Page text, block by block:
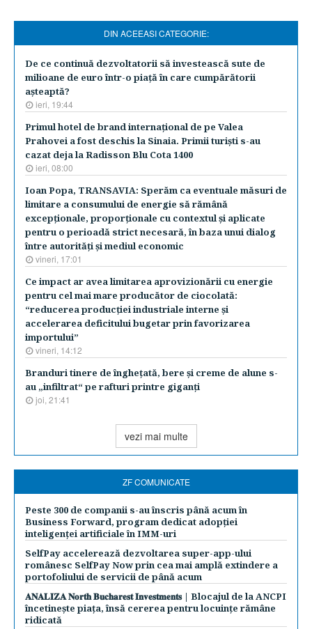
DIN ACEEASI CATEGORIE:
De ce continuă dezvoltatorii să investească sute de
milioane de euro într-o piaţă în care cumpărătorii
aşteaptă?
ieri, 19:44
​Primul hotel de brand internaţional de pe Valea
Prahovei a fost deschis la Sinaia. Primii turişti s-au
cazat deja la Radisson Blu Cota 1400
ieri, 08:00
Ioan Popa, TRANSAVIA: Sperăm ca eventuale măsuri de
limitare a consumului de energie să rămână
excepţionale, proporţionale cu contextul şi aplicate
pentru o perioadă strict necesară, în baza unui dialog
între autorităţi şi mediul economic
vineri, 17:01
Ce impact ar avea limitarea aprovizionării cu energie
pentru cel mai mare producător de ciocolată:
“reducerea producţiei industriale interne şi
accelerarea deficitului bugetar prin favorizarea
importului”
vineri, 14:12
Branduri tinere de îngheţată, bere şi creme de alune s-
au „infiltrat“ pe rafturi printre giganţi
joi, 21:41
vezi mai multe
ZF COMUNICATE
Peste 300 de companii s-au înscris până acum în
Business Forward, program dedicat adopției
inteligenței artificiale în IMM-uri
SelfPay accelerează dezvoltarea super-app-ului
românesc SelfPay Now prin cea mai amplă extindere a
portofoliului de servicii de până acum
𝐀𝐍𝐀𝐋𝐈𝐙𝐀 𝐍𝐨𝐫𝐭𝐡 𝐁𝐮𝐜𝐡𝐚𝐫𝐞𝐬𝐭 𝐈𝐧𝐯𝐞𝐬𝐭𝐦𝐞𝐧𝐭𝐬 | Blocajul de la ANCPI
încetinește piața, însă cererea pentru locuințe rămâne
ridicată